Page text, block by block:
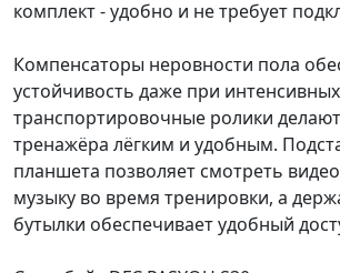
комплект - удобно и не требует
Компенсаторы неровности пола
устойчивость даже при интенсивных
транспортировочные ролики
тренажёра лёгким и удобным.
планшета позволяет смотреть
музыку во время тренировки, а
бутылки обеспечивает удобный